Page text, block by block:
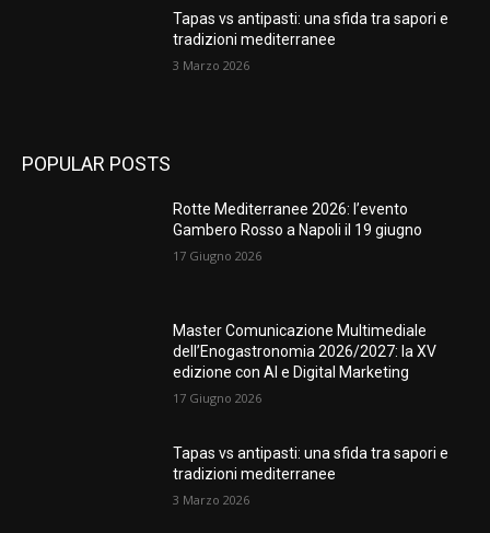
Tapas vs antipasti: una sfida tra sapori e
tradizioni mediterranee
3 Marzo 2026
POPULAR POSTS
Rotte Mediterranee 2026: l’evento
Gambero Rosso a Napoli il 19 giugno
17 Giugno 2026
Master Comunicazione Multimediale
dell’Enogastronomia 2026/2027: la XV
edizione con AI e Digital Marketing
17 Giugno 2026
Tapas vs antipasti: una sfida tra sapori e
tradizioni mediterranee
3 Marzo 2026